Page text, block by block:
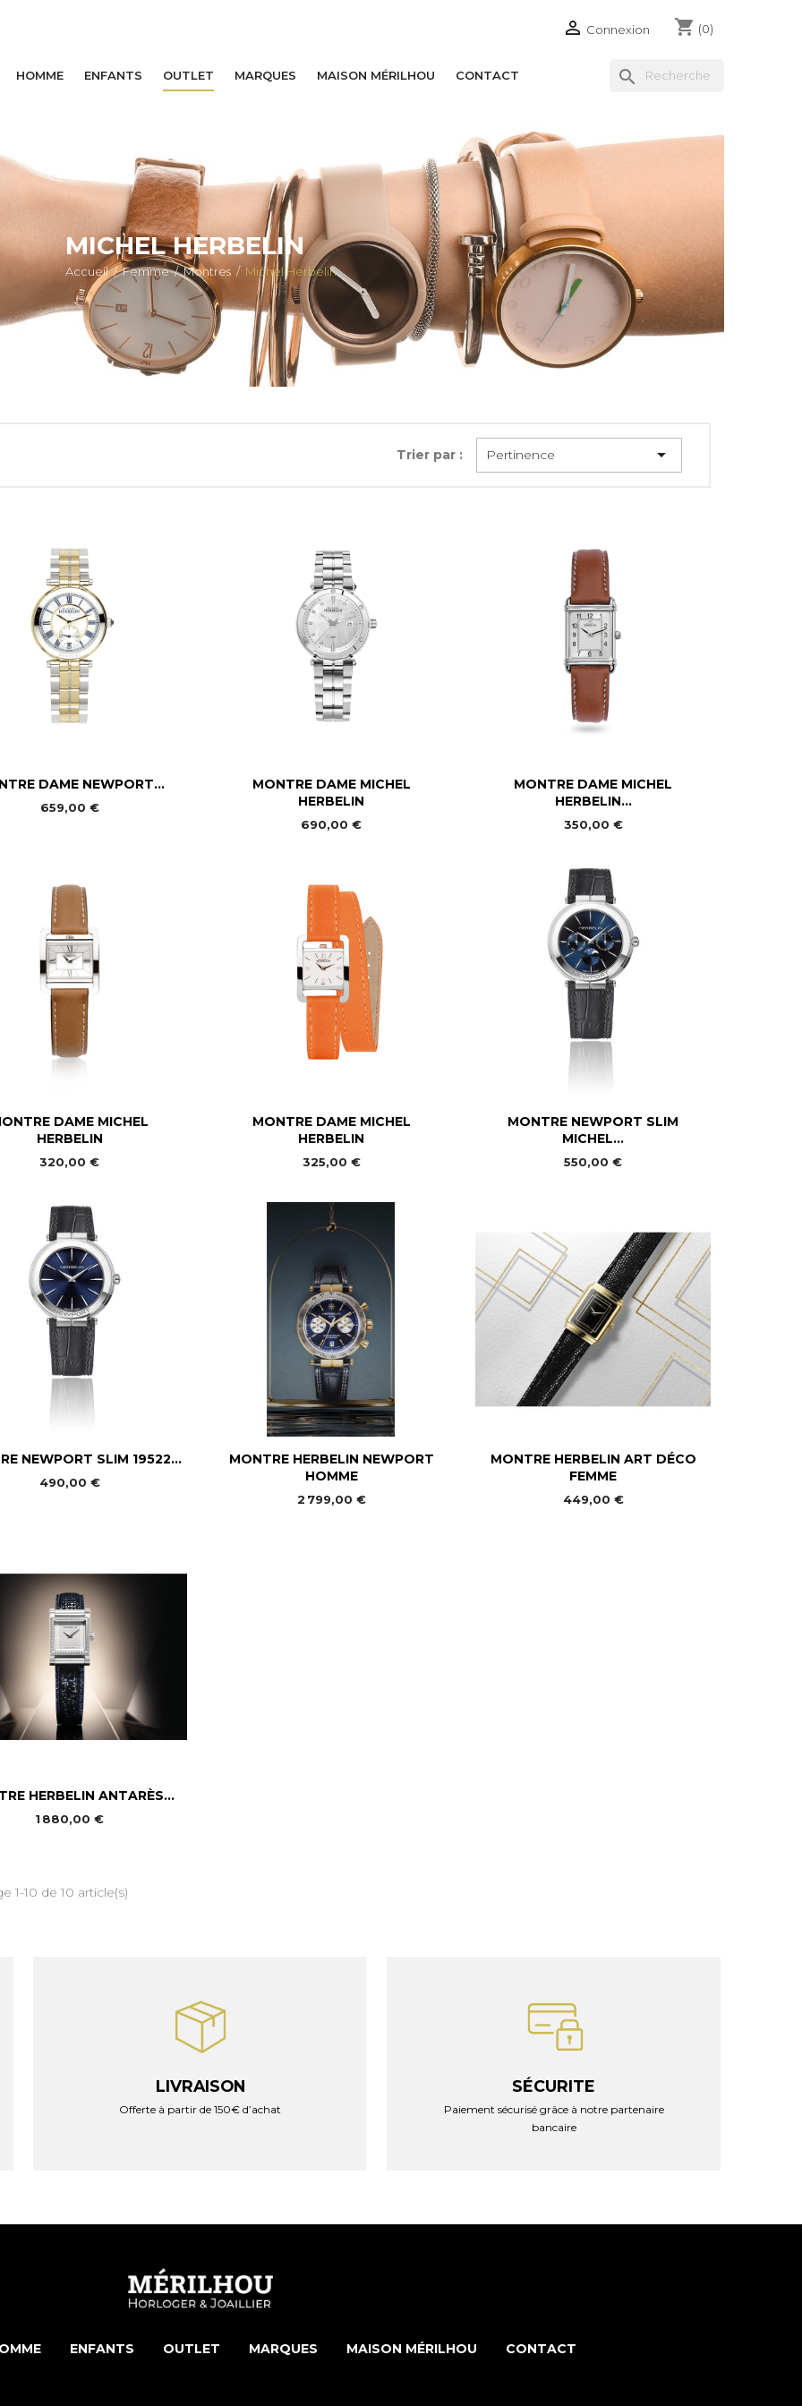
 Connexion shopping_cart (0)
HOMME ENFANTS OUTLET MARQUES MAISON MÉRILHOU CONTACT search
MICHEL HERBELIN
Accueil/Femme/Montres/ Michel Herbelin
Trier par : Pertinence 
Aperçu rapide
DAME NEWPORT...
659,00 €
Aperçu rapide
MONTRE DAME MICHEL
HERBELIN
690,00 €
Aperçu rapide
MONTRE DAME MICHEL
HERBELIN...
350,00 €
Aperçu rapide
DAME MICHEL
HERBELIN
320,00 €
Aperçu rapide
MONTRE DAME MICHEL
HERBELIN
325,00 €
Aperçu rapide
MONTRE NEWPORT SLIM
MICHEL...
550,00 €
Aperçu rapide
NEWPORT SLIM 19522...
490,00 €
Aperçu rapide
MONTRE HERBELIN NEWPORT
HOMME
2 799,00 €
Aperçu rapide
MONTRE HERBELIN ART DÉCO
FEMME
449,00 €
 Aperçu rapide
HERBELIN ANTARÈS...
1 880,00 €
1-10 de 10 article(s)
LIVRAISON
Offerte à partir de 150€ d’achat
SÉCURITE
Paiement sécurisé grâce à notre partenaire
bancaire
ENFANTS OUTLET MARQUES MAISON MÉRILHOU CONTACT